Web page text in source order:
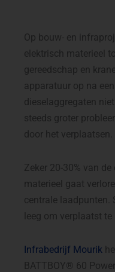
Op bouw- en
elektrisch materieel
gereedschap en
apparatuur op na
dieselaggregaten
steeds groter
door het verplaatsen.
Zeker 20-30% van
materieel gaat
centrale laadpunten.
leeg om verplaatst te
Infrabedrijf Mourik
BATTBOY® 60